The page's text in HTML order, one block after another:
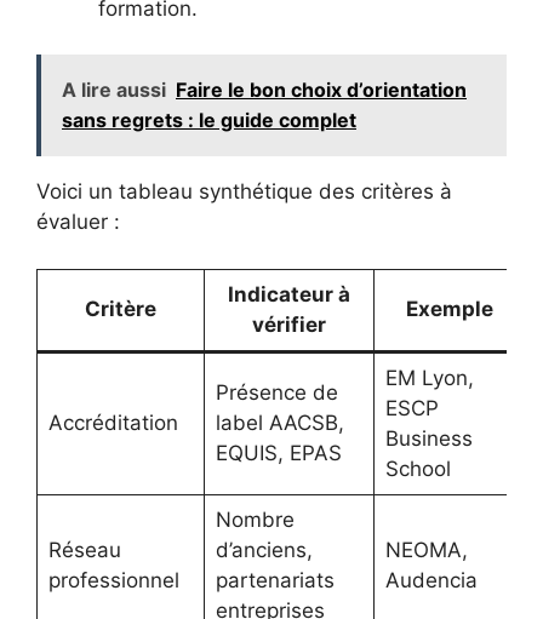
formation.
A lire aussi Faire le bon choix d’orientation
sans regrets : le guide complet
Voici un tableau synthétique des critères à
évaluer :
Critère
Indicateur à
vérifier
Exemple
Accréditation
Présence de
label AACSB,
EQUIS, EPAS
EM Lyon,
ESCP
Business
School
Réseau
professionnel
Nombre
d’anciens,
partenariats
entreprises
NEOMA,
Audencia